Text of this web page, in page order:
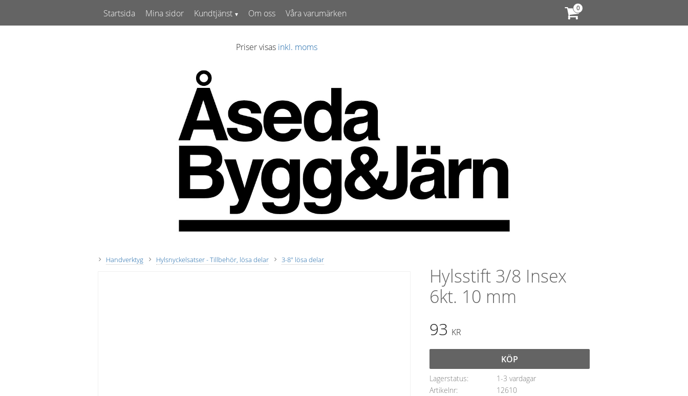
Priser visas inkl. moms
Startsida Mina sidor Kundtjänst Om oss Våra varumärken
Handverktyg Hylsnyckelsatser - Tillbehör, lösa delar 3-8" lösa delar
Hylsstift 3/8 Insex
6kt. 10 mm
93 KR
KÖP
Lagerstatus
1-3 vardagar
Artikelnr
12610